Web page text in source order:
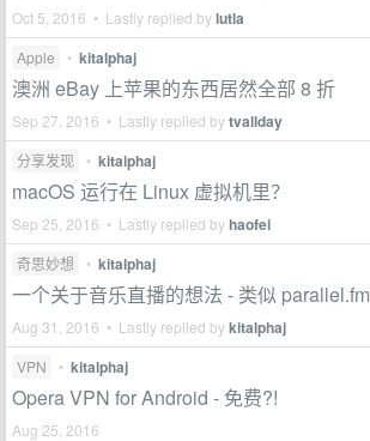
Oct 5, 2016 • Lastly replied bylutla
Apple • kitalphaj
澳洲 eBay 上苹果的东西居然全部 8 折
Sep 27, 2016 • Lastly replied bytvallday
分享发现 • kitalphaj
macOS 运行在 Linux 虚拟机里？
Sep 25, 2016 • Lastly replied byhaofei
奇思妙想 • kitalphaj
一个关于音乐直播的想法 - 类似 parallel.fm
Aug 31, 2016 • Lastly replied bykitalphaj
VPN • kitalphaj
Opera VPN for Android - 免费?!
Aug 25, 2016